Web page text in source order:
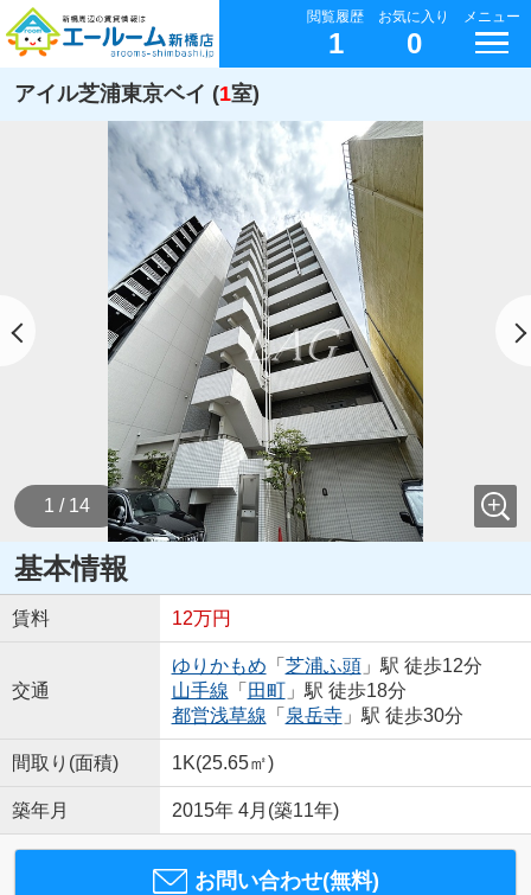
閲覧履歴
1
お気に入り
0
メニュー
アイル芝浦東京ベイ (1室)
1 / 14
基本情報
賃料 12万円
交通
ゆりかもめ 「 芝浦ふ頭」駅 徒歩12分
山手線 「 田町」駅 徒歩18分
都営浅草線 「 泉岳寺」駅 徒歩30分
間取り(面積) 1K(25.65㎡)
築年月 2015年 4月(築11年)
お問い合わせ(無料)